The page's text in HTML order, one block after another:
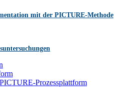
mit der PICTURE-Methode